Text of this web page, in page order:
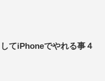
てiPhoneでやれる事４